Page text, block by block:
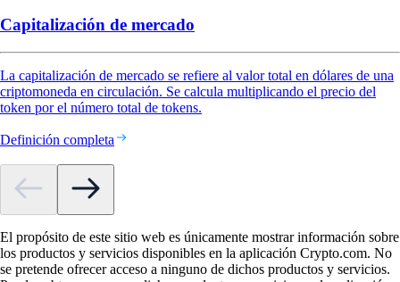
Capitalización de mercado
La capitalización de mercado se refiere al valor total en dólares de una
criptomoneda en circulación. Se calcula multiplicando el precio del
token por el número total de tokens.
Definición completa
El propósito de este sitio web es únicamente mostrar información sobre
los productos y servicios disponibles en la aplicación Crypto.com. No
se pretende ofrecer acceso a ninguno de dichos productos y servicios.